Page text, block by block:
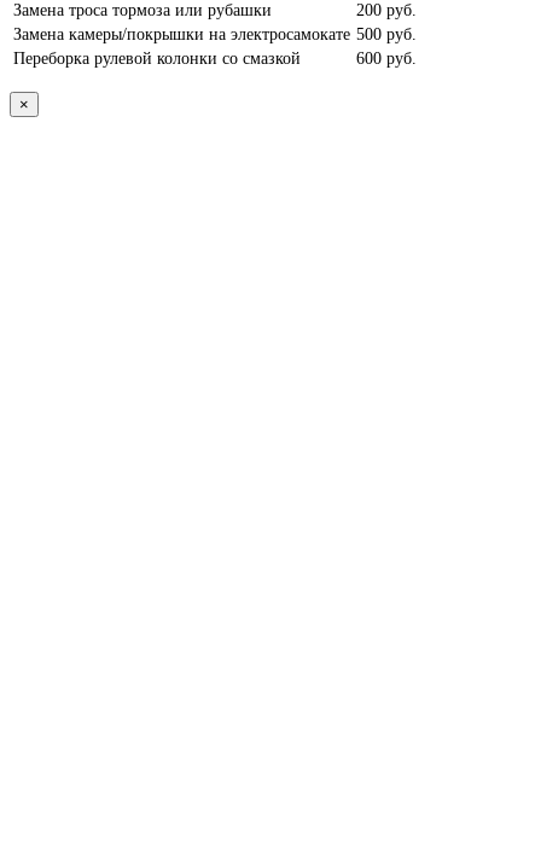
Замена троса тормоза или рубашки
200 руб.
Замена камеры/покрышки на электросамокате 500 руб.
Переборка рулевой колонки со смазкой
600 руб.
×